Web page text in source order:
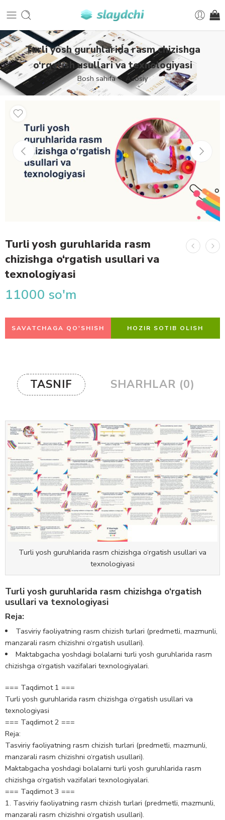
Turli yosh guruhlarida rasm chizishga
o‘rgatish usullari va texnologiyasi
Bosh sahifa Asosiy
Turli yosh guruhlarida rasm
chizishga o‘rgatish usullari va
texnologiyasi
11000 so'm
SAVATCHAGA QO'SHISH HOZIR SOTIB OLISH
TASNIF SHARHLAR (0)
Turli yosh guruhlarida rasm chizishga o‘rgatish usullari va
texnologiyasi
Turli yosh guruhlarida rasm chizishga o‘rgatish
usullari va texnologiyasi
Reja:
Tasviriy faoliyatning rasm chizish turlari (predmetli, mazmunli,
manzarali rasm chizishni o‘rgatish usullari).
Maktabgacha yoshdagi bolalarni turli yosh guruhlarida rasm
chizishga o‘rgatish vazifalari texnologiyalari.
=== Taqdimot 1 ===
Turli yosh guruhlarida rasm chizishga o‘rgatish usullari va
texnologiyasi
=== Taqdimot 2 ===
Reja:
Tasviriy faoliyatning rasm chizish turlari (predmetli, mazmunli,
manzarali rasm chizishni o‘rgatish usullari).
Maktabgacha yoshdagi bolalarni turli yosh guruhlarida rasm
chizishga o‘rgatish vazifalari texnologiyalari.
=== Taqdimot 3 ===
1. Tasviriy faoliyatning rasm chizish turlari (predmetli, mazmunli,
manzarali rasm chizishni o‘rgatish usullari).